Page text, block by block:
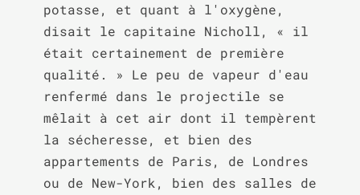
potasse, et quant à l'oxygène,
disait le capitaine Nicholl, « il
était certainement de première
qualité. » Le peu de vapeur d'eau
renfermé dans le projectile se
mêlait à cet air dont il tempèrent
la sécheresse, et bien des
appartements de Paris, de Londres
ou de New-York, bien des salles de